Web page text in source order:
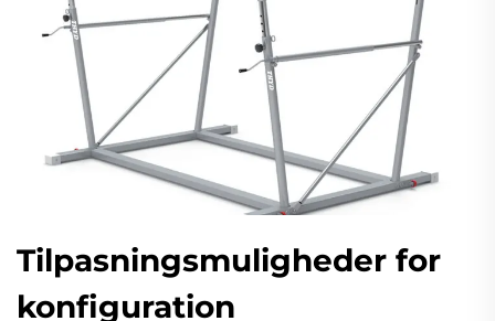
Tilpasningsmuligheder for
konfiguration